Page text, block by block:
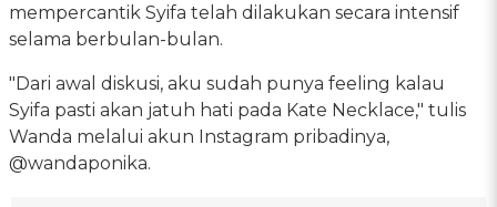
mempercantik Syifa telah dilakukan secara intensif
selama berbulan-bulan.
"Dari awal diskusi, aku sudah punya feeling kalau
Syifa pasti akan jatuh hati pada Kate Necklace," tulis
Wanda melalui akun Instagram pribadinya,
@wandaponika.